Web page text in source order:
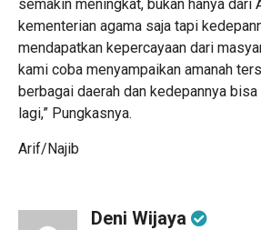
semakin meningkat, bukan hanya dari
kementerian agama saja tapi
mendapatkan kepercayaan dari
kami coba menyampaikan amanah
berbagai daerah dan kedepannya
lagi,” Pungkasnya.
Arif/Najib
Deni Wijaya